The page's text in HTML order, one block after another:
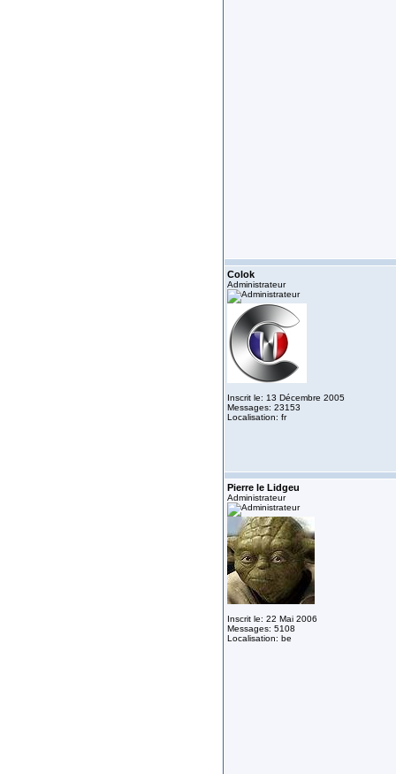
Colok
Administrateur
Inscrit le: 13 Décembre 2005
Messages: 23153
Localisation: fr
Pierre le Lidgeu
Administrateur
Inscrit le: 22 Mai 2006
Messages: 5108
Localisation: be